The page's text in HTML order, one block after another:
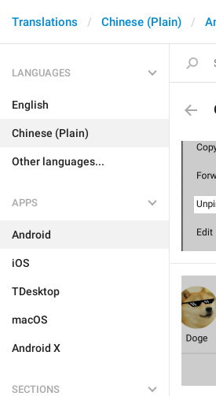
Translations Chinese (Plain)
LANGUAGES
English
Chinese (Plain)
Other languages...
APPS
Android
iOS
TDesktop
macOS
Android X
SECTIONS